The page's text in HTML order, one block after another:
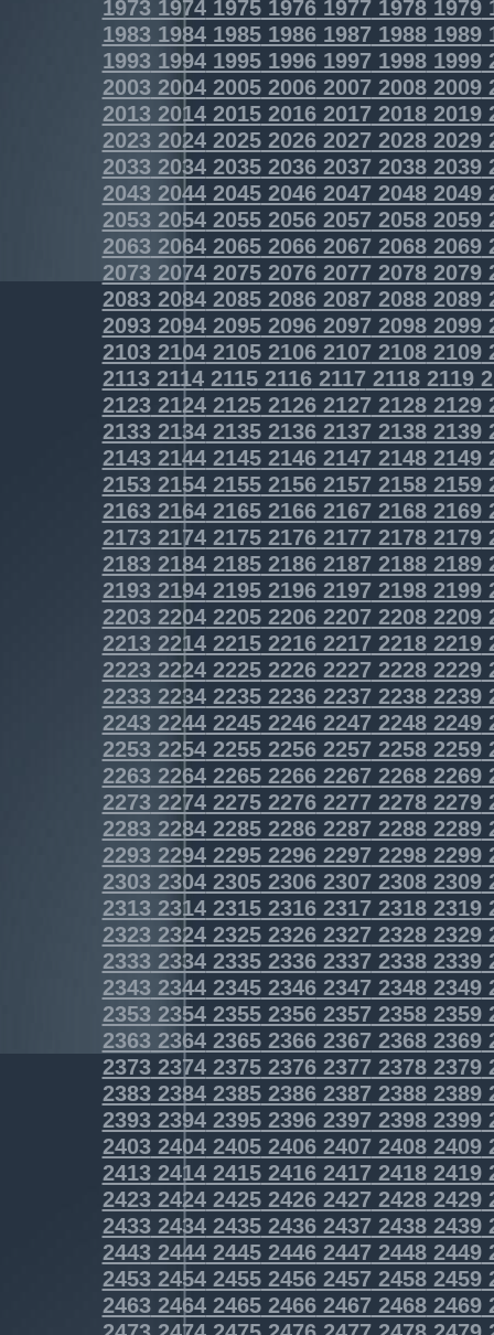
1973197419751976197719781979
1983198419851986198719881989
1993199419951996199719981999
2003200420052006200720082009
2013201420152016201720182019
2023202420252026202720282029
2033203420352036203720382039
2043204420452046204720482049
2053205420552056205720582059
2063206420652066206720682069
2073207420752076207720782079
2083208420852086208720882089
2093209420952096209720982099
2103210421052106210721082109
2113211421152116211721182119
2123212421252126212721282129
2133213421352136213721382139
2143214421452146214721482149
2153215421552156215721582159
2163216421652166216721682169
2173217421752176217721782179
2183218421852186218721882189
2193219421952196219721982199
2203220422052206220722082209
2213221422152216221722182219
2223222422252226222722282229
2233223422352236223722382239
2243224422452246224722482249
2253225422552256225722582259
2263226422652266226722682269
2273227422752276227722782279
2283228422852286228722882289
2293229422952296229722982299
2303230423052306230723082309
2313231423152316231723182319
2323232423252326232723282329
2333233423352336233723382339
2343234423452346234723482349
2353235423552356235723582359
2363236423652366236723682369
2373237423752376237723782379
2383238423852386238723882389
2393239423952396239723982399
2403240424052406240724082409
2413241424152416241724182419
2423242424252426242724282429
2433243424352436243724382439
2443244424452446244724482449
2453245424552456245724582459
2463246424652466246724682469